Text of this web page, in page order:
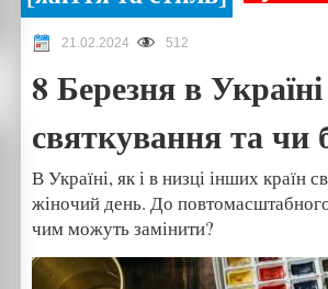
21.02.2024 512
8 Березня в
святкування та чи
В Україні, як і в низці інших країн
жіночий день. До
чим можуть замінити?